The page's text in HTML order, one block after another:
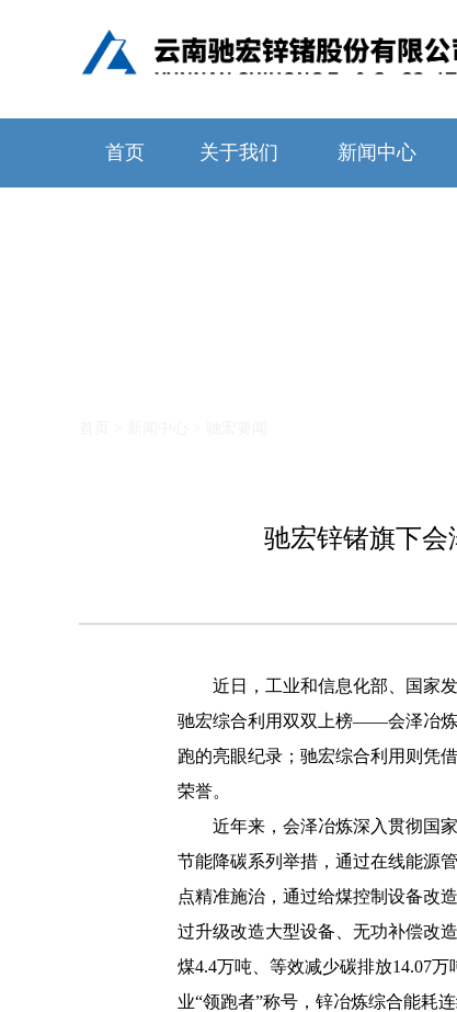
首页 关于我们 新闻中心
驰宏锌锗旗下会
近日，工业和信息化部、国家
驰宏综合利用双双上榜——会泽冶炼
跑的亮眼纪录；驰宏综合利用则凭
荣誉。
近年来，会泽冶炼深入贯彻国
节能降碳系列举措，通过在线能源
点精准施治，通过给煤控制设备改
过升级改造大型设备、无功补偿改
煤4.4万吨、等效减少碳排放14.07
业“领跑者”称号，锌冶炼综合能耗